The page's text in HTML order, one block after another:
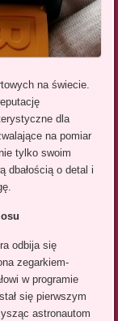
na świecie.
dla
na pomiar
tylko swoim
dbałością o detal i
odbija się
zegarkiem-
w programie
się pierwszym
astronautom